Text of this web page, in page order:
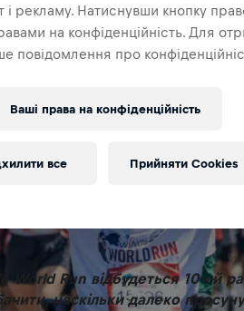
World Run відбудеться 10-ий
наскільки далеко
і рекламу. Натиснувши кнопку
на конфіденційність. Для
повідомлення про
Ваші права на конфіденційність
все Прийняти Cookies